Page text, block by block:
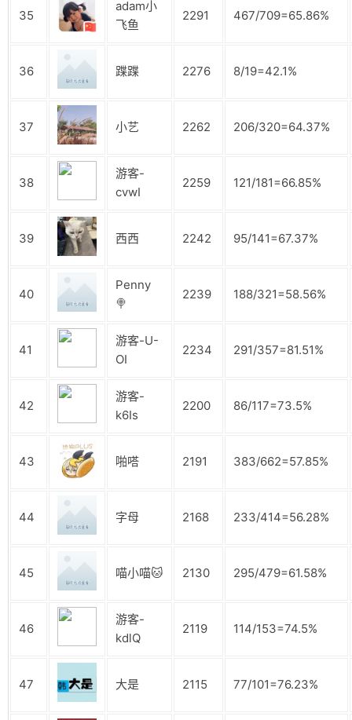
35
adam小
飞鱼
2291 467/709=65.86%
36 蹀蹀 2276 8/19=42.1%
37 小艺 2262 206/320=64.37%
38
游客-
cvwI
2259 121/181=66.85%
39 西西 2242 95/141=67.37%
40
Penny
🍭
2239 188/321=58.56%
41
游客-U-
OI
2234 291/357=81.51%
42
游客-
k6Is
2200 86/117=73.5%
43 啪嗒 2191 383/662=57.85%
44 字母 2168 233/414=56.28%
45 喵小喵🐱 2130 295/479=61.58%
46
游客-
kdlQ
2119 114/153=74.5%
47 大是 2115 77/101=76.23%